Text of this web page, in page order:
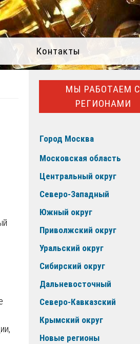
Контакты
МЫ РАБОТАЕМ С
РЕГИОНАМИ
Город Москва
Московская область
Центральный округ
Северо-Западный
Южный округ
Приволжский округ
Уральский округ
Сибирский округ
Дальневосточный
Северо-Кавказский
Крымский округ
Новые регионы